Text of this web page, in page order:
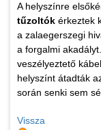
A helyszínre
tűzoltók érkeztek
a zalaegerszegi
a forgalmi
veszélyeztető
helyszínt átadták
során senki sem
Vissza